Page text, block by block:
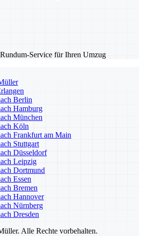
Service für Ihren Umzug
Berlin
Hamburg
München
Köln
Frankfurt am Main
Stuttgart
Düsseldorf
Leipzig
Dortmund
Essen
Bremen
Hannover
Nürnberg
Dresden
Alle Rechte vorbehalten.